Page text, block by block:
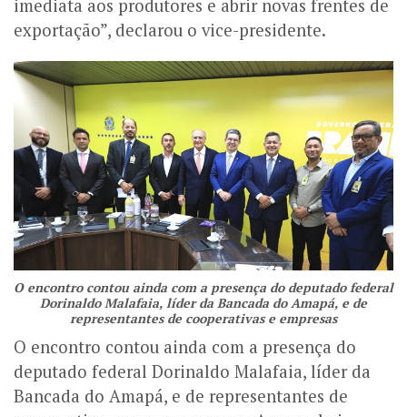
imediata aos produtores e abrir novas frentes de
exportação”, declarou o vice-presidente.
O encontro contou ainda com a presença do deputado federal
Dorinaldo Malafaia, líder da Bancada do Amapá, e de
representantes de cooperativas e empresas
O encontro contou ainda com a presença do
deputado federal Dorinaldo Malafaia, líder da
Bancada do Amapá, e de representantes de